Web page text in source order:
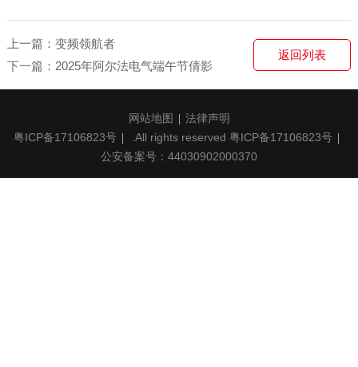
上一篇：变频领航者
下一篇：2025年阿尔法电气端午节倩影
返回列表
网站地图
法律声明
粤ICP备17106823号
.All rights reserved 粤ICP备17106823号
公安备案号：44030902000370